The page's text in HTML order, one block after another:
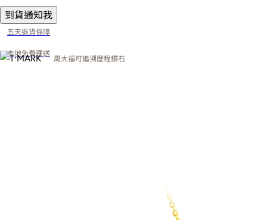
到貨通知我
五天退貨保障
本地免費運送
周大福可追溯歷程鑽石